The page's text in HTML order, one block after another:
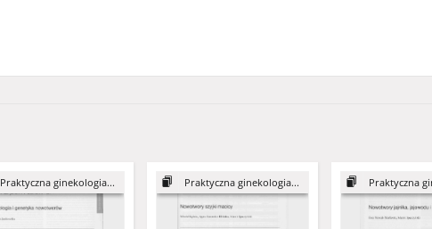
Praktyczna ginekologia... Praktyczna ginekologia... Praktyczna